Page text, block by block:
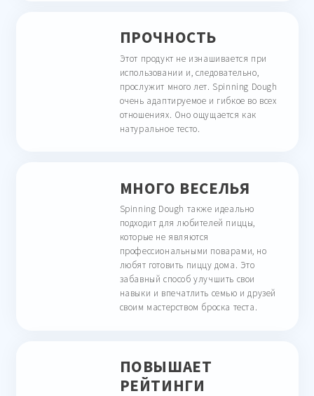
ПРОЧНОСТЬ
Этот продукт не изнашивается при
использовании и, следовательно,
прослужит много лет. Spinning Dough
очень адаптируемое и гибкое во всех
отношениях. Оно ощущается как
натуральное тесто.
МНОГО ВЕСЕЛЬЯ
Spinning Dough также идеально
подходит для любителей пиццы,
которые не являются
профессиональными поварами, но
любят готовить пиццу дома. Это
забавный способ улучшить свои
навыки и впечатлить семью и друзей
своим мастерством броска теста.
ПОВЫШАЕТ
РЕЙТИНГИ